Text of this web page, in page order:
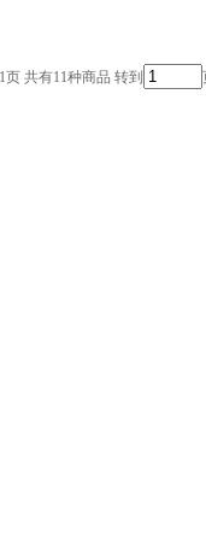
共有11种商品 转到